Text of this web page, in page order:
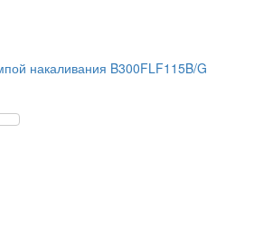
накаливания B300FLF115B/G